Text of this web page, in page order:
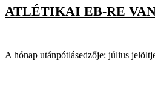
ATLÉTIKAI EB-RE
A hónap utánpótlásedzője: július